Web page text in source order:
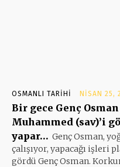
OSMANLI TARIHI NISAN 25,
Bir gece Genç
Muhammed (sav)’i
yapar… Genç Osman,
çalışıyor, yapacağı işleri
gördü Genç Osman.